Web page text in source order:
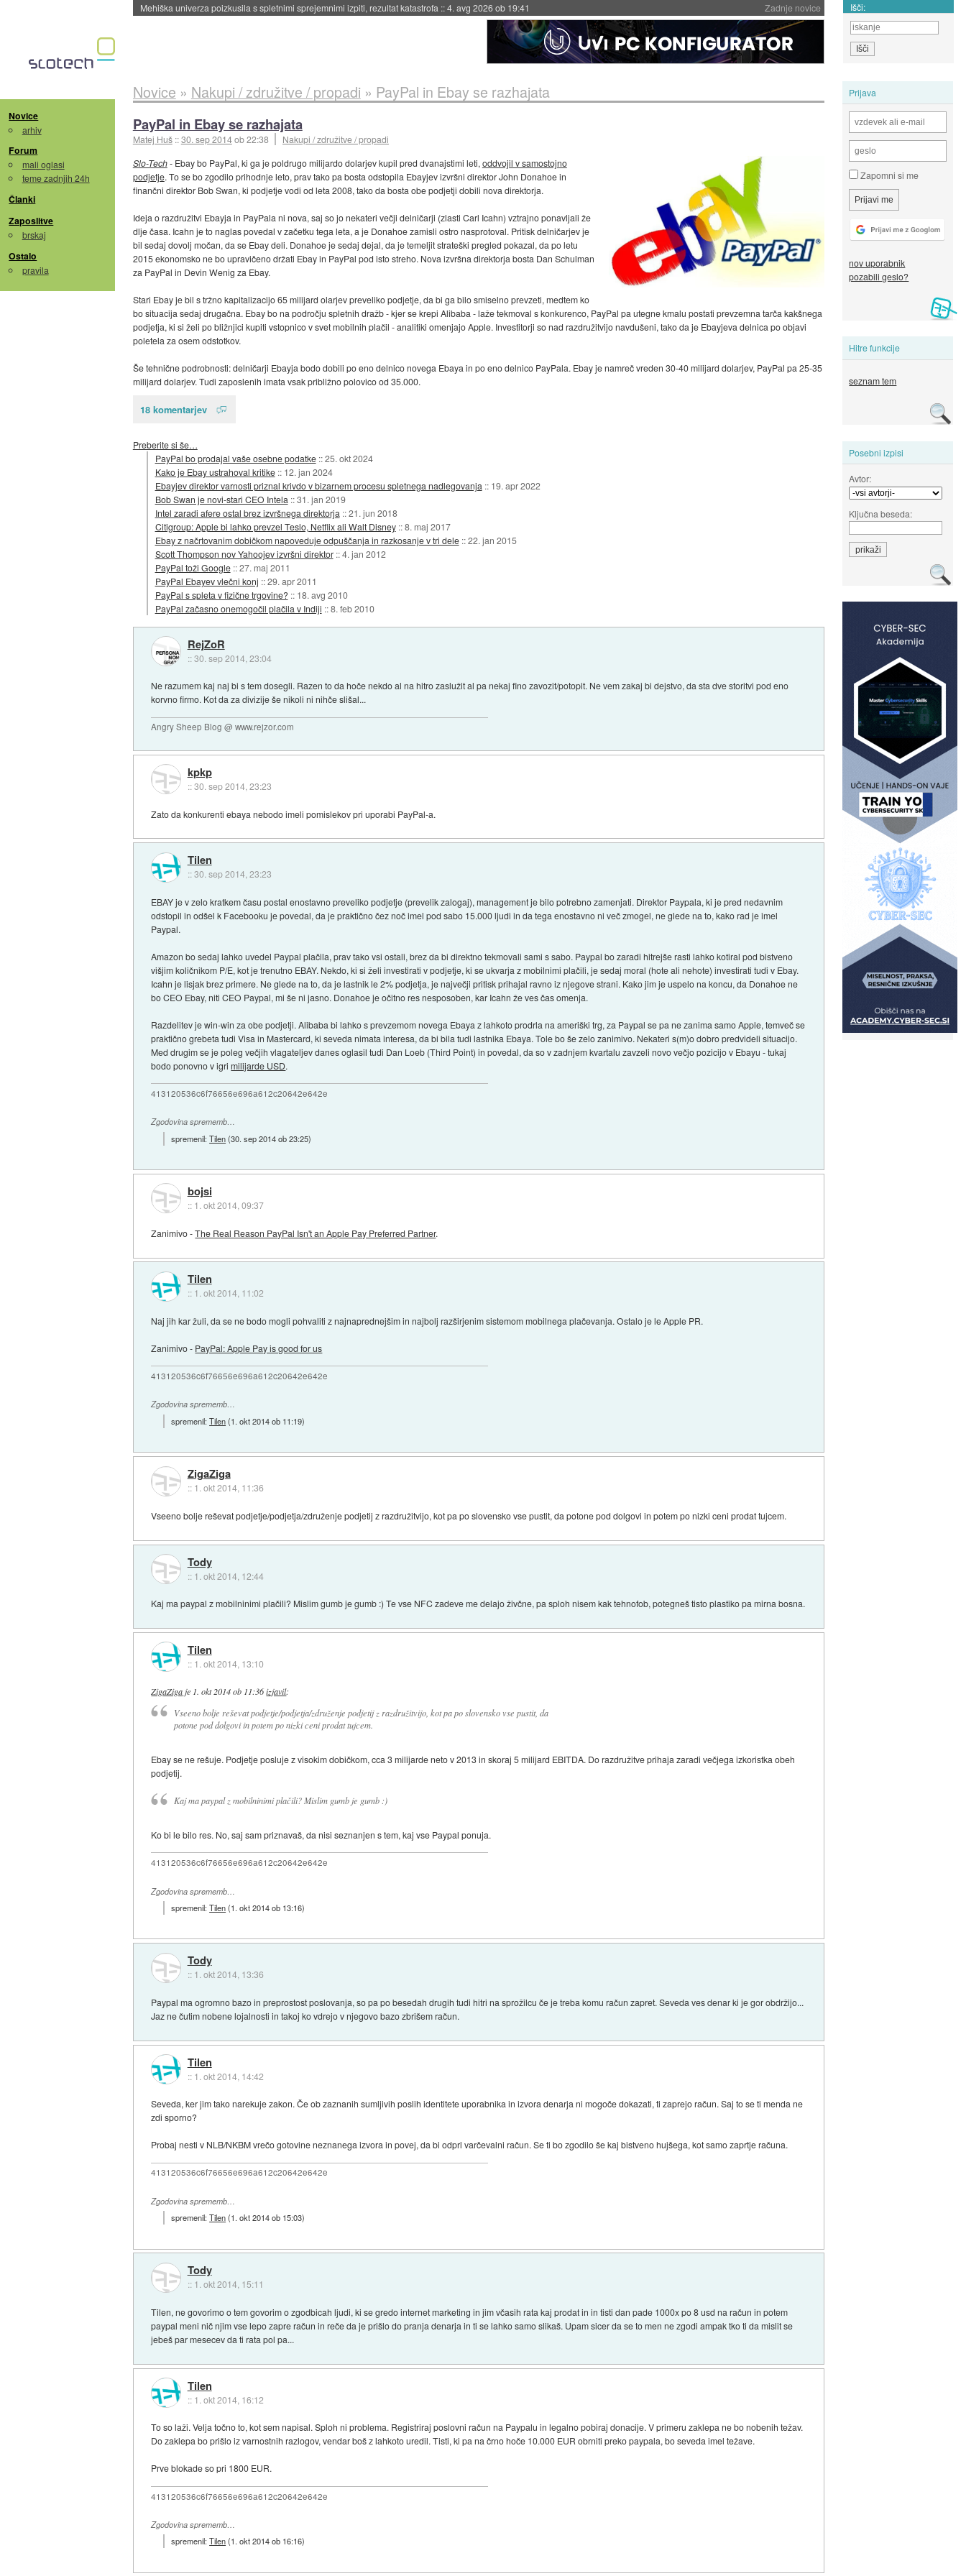
Zadnje novice
Evropska vesoljska agencija razvija svojo raketo za večkratno uporabo::4. avg 2026 ob 19:41 Išči:
Novice
arhiv
Forum
mali oglasi
teme zadnjih 24h
Članki
Zaposlitve
brskaj
Ostalo
pravila
Prijava
Zapomni si me
nov uporabnik
pozabili geslo?
Hitre funkcije
seznam tem
Posebni izpisi
Avtor:
Ključna beseda:
Novice » Nakupi / združitve / propadi » PayPal in Ebay se razhajata
PayPal in Ebay se razhajata
Matej Huš ::30. sep 2014ob 22:38
Nakupi / združitve / propadi
Slo-Tech- Ebay bo PayPal, ki ga je poldrugo milijardo dolarjev kupil pred dvanajstimi leti, oddvojil v samostojno
podjetje. To se bo zgodilo prihodnje leto, prav tako pa bosta odstopila Ebayjev izvršni direktor John Donahoe in
finančni direktor Bob Swan, ki podjetje vodi od leta 2008, tako da bosta obe podjetji dobili nova direktorja.
Ideja o razdružitvi Ebayja in PayPala ni nova, saj so jo nekateri večji delničarji (zlasti Carl Icahn) vztrajno ponavljali že
dlje časa. Icahn je to naglas povedal v začetku tega leta, a je Donahoe zamisli ostro nasprotoval. Pritisk delničarjev je
bil sedaj dovolj močan, da se Ebay deli. Donahoe je sedaj dejal, da je temeljit strateški pregled pokazal, da po letu
2015 ekonomsko ne bo upravičeno držati Ebay in PayPal pod isto streho. Nova izvršna direktorja bosta Dan Schulman
za PayPal in Devin Wenig za Ebay.
Stari Ebay je bil s tržno kapitalizacijo 65 milijard olarjev preveliko podjetje, da bi ga bilo smiselno prevzeti, medtem ko
bo situacija sedaj drugačna. Ebay bo na področju spletnih dražb - kjer se krepi Alibaba - laže tekmoval s konkurenco, PayPal pa utegne kmalu postati prevzemna tarča kakšnega
podjetja, ki si želi po bližnjici kupiti vstopnico v svet mobilnih plačil - analitiki omenjajo Apple. Investitorji so nad razdružitvijo navdušeni, tako da je Ebayjeva delnica po objavi
poletela za osem odstotkov.
Še tehnične podrobnosti: delničarji Ebayja bodo dobili po eno delnico novega Ebaya in po eno delnico PayPala. Ebay je namreč vreden 30-40 milijard dolarjev, PayPal pa 25-35
milijard dolarjev. Tudi zaposlenih imata vsak približno polovico od 35.000.
18 komentarjev
Preberite si še…
PayPal bo prodajal vaše osebne podatke ::25. okt 2024
Kako je Ebay ustrahoval kritike :: 12. jan 2024
Ebayjev direktor varnosti priznal krivdo v bizarnem procesu spletnega nadlegovanja :: 19. apr 2022
Bob Swan je novi-stari CEO Intela ::31. jan 2019
Intel zaradi afere ostal brez izvršnega direktorja ::21. jun 2018
Citigroup: Apple bi lahko prevzel Teslo, Netflix ali Walt Disney ::8. maj 2017
Ebay z načrtovanim dobičkom napoveduje odpuščanja in razkosanje v tri dele ::22. jan 2015
Scott Thompson nov Yahoojev izvršni direktor ::4. jan 2012
PayPal toži Google ::27. maj 2011
PayPal Ebayev vlečni konj ::29. apr 2011
PayPal s spleta v fizične trgovine? :: 18. avg 2010
PayPal začasno onemogočil plačila v Indiji ::8. feb 2010
RejZoR
::30. sep 2014, 23:04
Ne razumem kaj naj bi s tem dosegli. Razen to da hoče nekdo al na hitro zaslužit al pa nekaj fino zavozit/potopit. Ne vem zakaj bi dejstvo, da sta dve storitvi pod eno
korvno firmo. Kot da za divizije še nikoli ni nihče slišal...
Angry Sheep Blog @ www.rejzor.com
kpkp
::30. sep 2014, 23:23
Zato da konkurenti ebaya nebodo imeli pomislekov pri uporabi PayPal-a.
Tilen
::30. sep 2014, 23:23
EBAY je v zelo kratkem času postal enostavno preveliko podjetje (prevelik zalogaj), management je bilo potrebno zamenjati. Direktor Paypala, ki je pred nedavnim
odstopil in odšel k Facebooku je povedal, da je praktično čez noč imel pod sabo 15.000 ljudi in da tega enostavno ni več zmogel, ne glede na to, kako rad je imel
Paypal.
Amazon bo sedaj lahko uvedel Paypal plačila, prav tako vsi ostali, brez da bi direktno tekmovali sami s sabo. Paypal bo zaradi hitrejše rasti lahko kotiral pod bistveno
višjim količnikom P/E, kot je trenutno EBAY. Nekdo, ki si želi investirati v podjetje, ki se ukvarja z mobilnimi plačili, je sedaj moral (hote ali nehote) investirati tudi v Ebay.
Icahn je lisjak brez primere. Ne glede na to, da je lastnik le 2% podjetja, je največji pritisk prihajal ravno iz njegove strani. Kako jim je uspelo na koncu, da Donahoe ne
bo CEO Ebay, niti CEO Paypal, mi še ni jasno. Donahoe je očitno res nesposoben, kar Icahn že ves čas omenja.
Razdelitev je win-win za obe podjetji. Alibaba bi lahko s prevzemom novega Ebaya z lahkoto prodrla na ameriški trg, za Paypal se pa ne zanima samo Apple, temveč se
praktično grebeta tudi Visa in Mastercard, ki seveda nimata interesa, da bi bila tudi lastnika Ebaya. Tole bo še zelo zanimivo. Nekateri s(m)o dobro predvideli situacijo.
Med drugim se je poleg večjih vlagateljev danes oglasil tudi Dan Loeb (Third Point) in povedal, da so v zadnjem kvartalu zavzeli novo večjo pozicijo v Ebayu - tukaj
bodo ponovno v igrimilijarde USD.
413120536c6f76656e696a612c20642e642e
Zgodovina sprememb…
spremenil:Tilen(30. sep 2014 ob 23:25)
bojsi
:: 1. okt 2014, 09:37
Zanimivo -The Real Reason PayPal Isn't an Apple Pay Preferred Partner.
Tilen
:: 1. okt 2014, 11:02
Naj jih kar žuli, da se ne bodo mogli pohvaliti z najnaprednejšim in najbolj razširjenim sistemom mobilnega plačevanja. Ostalo je le Apple PR.
Zanimivo - PayPal: Apple Pay is good for us
413120536c6f76656e696a612c20642e642e
Zgodovina sprememb…
spremenil:Tilen(1. okt 2014 ob 11:19)
ZigaZiga
:: 1. okt 2014, 11:36
Vseeno bolje reševat podjetje/podjetja/združenje podjetij z razdružitvijo, kot pa po slovensko vse pustit, da potone pod dolgovi in potem po nizki ceni prodat tujcem.
Tody
:: 1. okt 2014, 12:44
Kaj ma paypal z mobilninimi plačili? Mislim gumb je gumb :) Te vse NFC zadeve me delajo živčne, pa sploh nisem kak tehnofob, potegneš tisto plastiko pa mirna bosna.
Tilen
:: 1. okt 2014, 13:10
ZigaZiga je 1. okt 2014 ob 11:36 izjavil:
Vseeno bolje reševat podjetje/podjetja/združenje podjetij z razdružitvijo, kot pa po slovensko vse pustit, da
potone pod dolgovi in potem po nizki ceni prodat tujcem.
Ebay se ne rešuje. Podjetje posluje z visokim dobičkom, cca 3 milijarde neto v 2013 in skoraj 5 milijard EBITDA. Do razdružitve prihaja zaradi večjega izkoristka obeh
podjetij.
Kaj ma paypal z mobilninimi plačili? Mislim gumb je gumb :)
Ko bi le bilo res. No, saj sam priznavaš, da nisi seznanjen s tem, kaj vse Paypal ponuja.
413120536c6f76656e696a612c20642e642e
Zgodovina sprememb…
spremenil:Tilen(1. okt 2014 ob 13:16)
Tody
:: 1. okt 2014, 13:36
Paypal ma ogromno bazo in preprostost poslovanja, so pa po besedah drugih tudi hitri na sprožilcu če je treba komu račun zapret. Seveda ves denar ki je gor obdržijo...
Jaz ne čutim nobene lojalnosti in takoj ko vdrejo v njegovo bazo zbrišem račun.
Tilen
:: 1. okt 2014, 14:42
Seveda, ker jim tako narekuje zakon. Če ob zaznanih sumljivih poslih identitete uporabnika in izvora denarja ni mogoče dokazati, ti zaprejo račun. Saj to se ti menda ne
zdi sporno?
Probaj nesti v NLB/NKBM vrečo gotovine neznanega izvora in povej, da bi odprl varčevalni račun. Se ti bo zgodilo še kaj bistveno hujšega, kot samo zaprtje računa.
413120536c6f76656e696a612c20642e642e
Zgodovina sprememb…
spremenil:Tilen(1. okt 2014 ob 15:03)
Tody
:: 1. okt 2014, 15:11
Tilen, ne govorimo o tem govorim o zgodbicah ljudi, ki se gredo internet marketing in jim včasih rata kaj prodat in in tisti dan pade 1000x po 8 usd na račun in potem
paypal meni nič njim vse lepo zapre račun in reče da je prišlo do pranja denarja in ti se lahko samo slikaš. Upam sicer da se to men ne zgodi ampak tko ti da mislit se
jebeš par mesecev da ti rata pol pa...
Tilen
:: 1. okt 2014, 16:12
To so laži. Velja točno to, kot sem napisal. Sploh ni problema. Registriraj poslovni račun na Paypalu in legalno pobiraj donacije. V primeru zaklepa ne bo nobenih težav.
Do zaklepa bo prišlo iz varnostnih razlogov, vendar boš z lahkoto uredil. Tisti, ki pa na črno hoče 10.000 EUR obrniti preko paypala, bo seveda imel težave.
Prve blokade so pri 1800 EUR.
413120536c6f76656e696a612c20642e642e
Zgodovina sprememb…
spremenil:Tilen(1. okt 2014 ob 16:16)